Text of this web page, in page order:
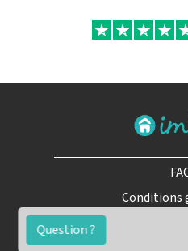
Question ?
Conditions